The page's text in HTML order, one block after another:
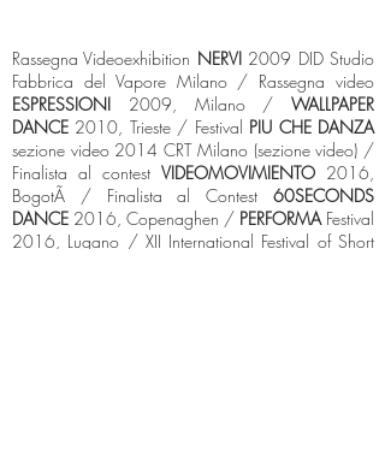
Rassegna Videoexhibition NERVI 2009 DID Studio
Fabbrica del Vapore Milano / Rassegna video
ESPRESSIONI 2009, Milano / WALLPAPER
DANCE 2010, Trieste / Festival PIU CHE DANZA
sezione video 2014 CRT Milano (sezione video) /
Finalista al contest VIDEOMOVIMIENTO 2016,
BogotÃ / Finalista al Contest 60SECONDS
DANCE 2016, Copenaghen / PERFORMAFestival
2016, Lugano / XII International Festival of Short